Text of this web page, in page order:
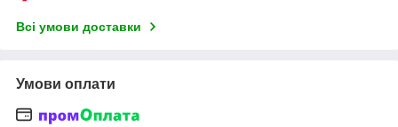
Всі умови доставки
Умови оплати